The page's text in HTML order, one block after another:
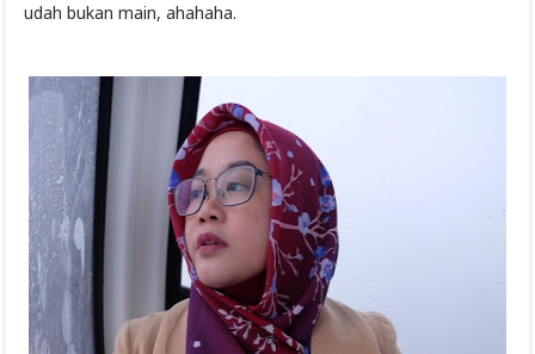
udah bukan main, ahahaha.